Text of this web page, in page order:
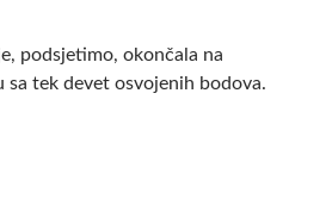
podsjetimo, okončala na
sa tek devet osvojenih bodova.